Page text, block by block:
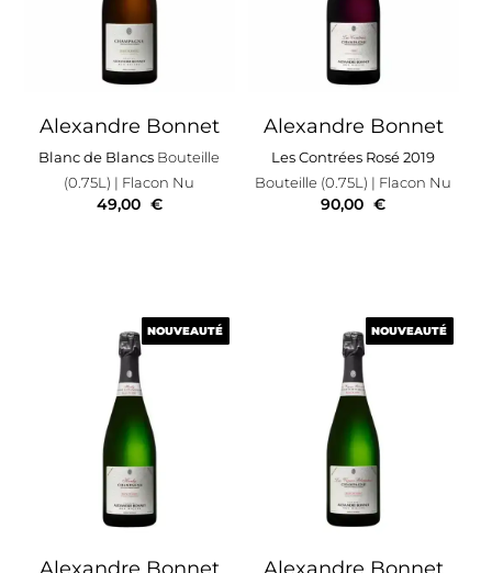
Alexandre Bonnet
Blanc de Blancs Bouteille
(0.75L) | Flacon Nu
49,00 €
Alexandre Bonnet
Les Contrées Rosé 2019
Bouteille (0.75L) | Flacon Nu
90,00 €
NOUVEAUTÉ
NOUVEAUTÉ NOUVEAUTÉ
NOUVEAUTÉ